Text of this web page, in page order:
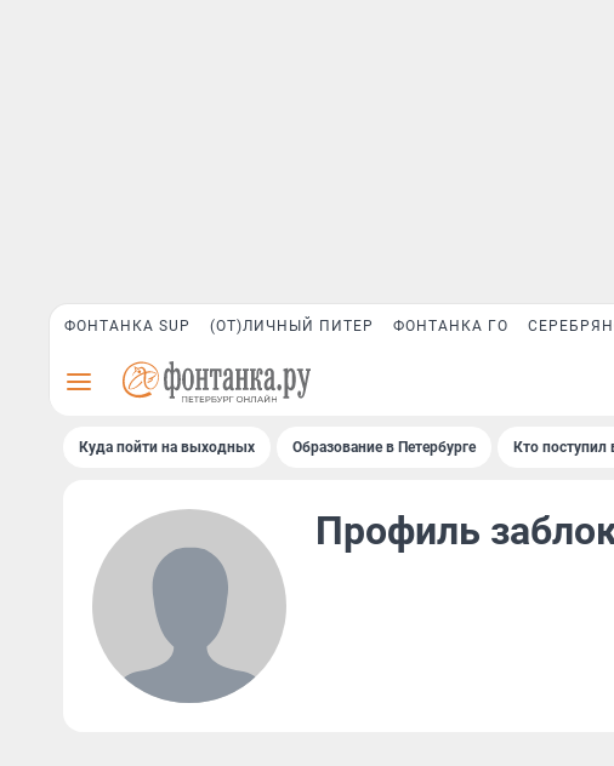
ФОНТАНКА SUP (ОТ)ЛИЧНЫЙ ПИТЕР ФОНТАНКА ГО
Куда пойти на выходных Образование в Петербурге Кто поступил
Профиль